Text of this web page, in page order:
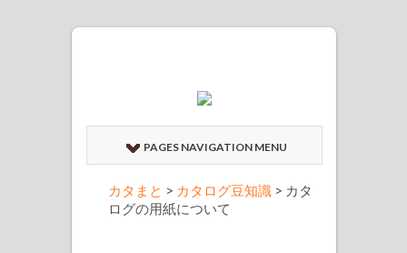
PAGES NAVIGATION MENU
カタまと > カタログ豆知識 > カタ
ログの用紙について